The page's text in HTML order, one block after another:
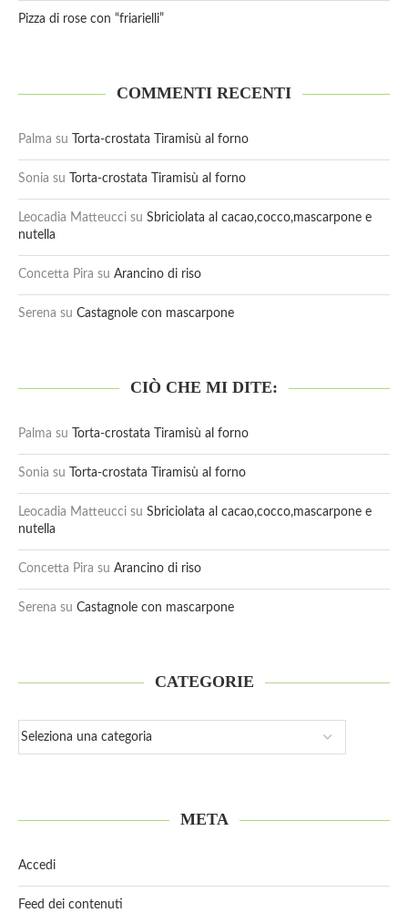
Pizza di rose con “friarielli”
COMMENTI RECENTI
Palma su Torta-crostata Tiramisù al forno
Sonia su Torta-crostata Tiramisù al forno
Leocadia Matteucci su Sbriciolata al cacao,cocco,mascarpone e
nutella
Concetta Pira su Arancino di riso
Serena su Castagnole con mascarpone
CIÒ CHE MI DITE:
Palma su Torta-crostata Tiramisù al forno
Sonia su Torta-crostata Tiramisù al forno
Leocadia Matteucci su Sbriciolata al cacao,cocco,mascarpone e
nutella
Concetta Pira su Arancino di riso
Serena su Castagnole con mascarpone
CATEGORIE
META
Accedi
Feed dei contenuti